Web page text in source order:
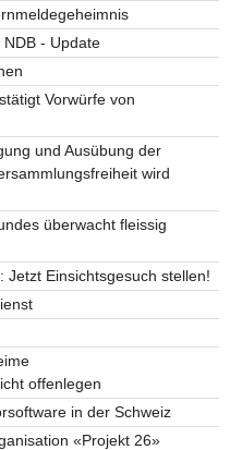
- Update
Vorwürfe von
und Ausübung der
wird
überwacht fleissig
Jetzt Einsichtsgesuch stellen!
offenlegen
in der Schweiz
«Projekt 26»